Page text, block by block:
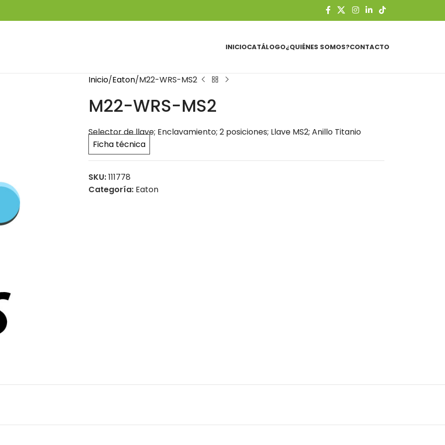
INICIOCATÁLOGO¿QUIÉNES SOMOS?CONTACTO
Inicio Eaton M22-WRS-MS2
M22-WRS-MS2
Selector de llave; Enclavamiento; 2 posiciones; Llave MS2; Anillo Titanio
Ficha técnica
SKU:111778
Categoría: Eaton